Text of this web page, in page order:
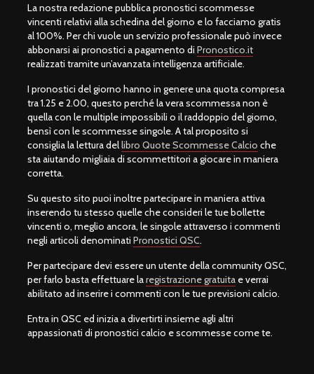
La nostra redazione pubblica pronostici scommesse
vincenti relativi alla schedina del giorno e lo facciamo gratis
al 100%. Per chi vuole un servizio professionale può invece
abbonarsi ai pronostici a pagamento di Pronostico.it
realizzati tramite un’avanzata intelligenza artificiale.
I pronostici del giorno hanno in genere una quota compresa
tra 1.25 e 2.00, questo perché la vera scommessa non è
quella con le multiple impossibili o il raddoppio del giorno,
bensì con le scommesse singole. A tal proposito si
consiglia la lettura dellibro Quote Scommesse Calcio che
sta aiutando migliaia di scommettitori a giocare in maniera
corretta.
Su questo sito puoi inoltre partecipare in maniera attiva
inserendo tu stesso quelle che consideri le tue bollette
vincenti o, meglio ancora, le singole attraverso i commenti
negli articoli denominati Pronostici QSC.
Per partecipare devi essere un utente della community QSC,
per farlo basta effettuare laregistrazione gratuita e verrai
abilitato ad inserire i commenti con le tue previsioni calcio.
Entra in QSC ed inizia a divertirti insieme agli altri
appassionati di pronostici calcio e scommesse come te.